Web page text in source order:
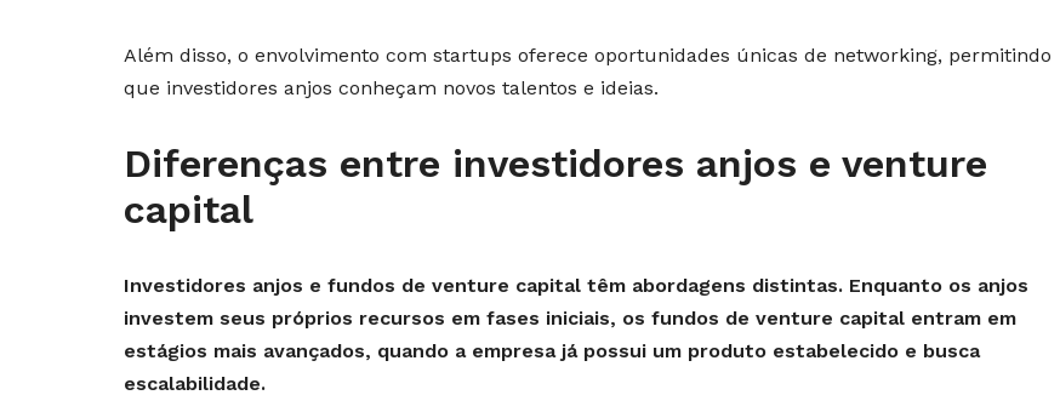
Além disso, o envolvimento com startups oferece oportunidades únicas de networking, permitindo
que investidores anjos conheçam novos talentos e ideias.
Diferenças entre investidores anjos e venture
capital
Investidores anjos e fundos de venture capital têm abordagens distintas. Enquanto os anjos
investem seus próprios recursos em fases iniciais, os fundos de venture capital entram em
estágios mais avançados, quando a empresa já possui um produto estabelecido e busca
escalabilidade.